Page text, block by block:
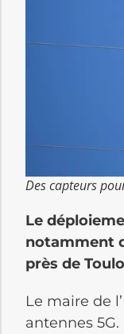
Des capteurs
Le
notamment
près de
Le maire de
antennes